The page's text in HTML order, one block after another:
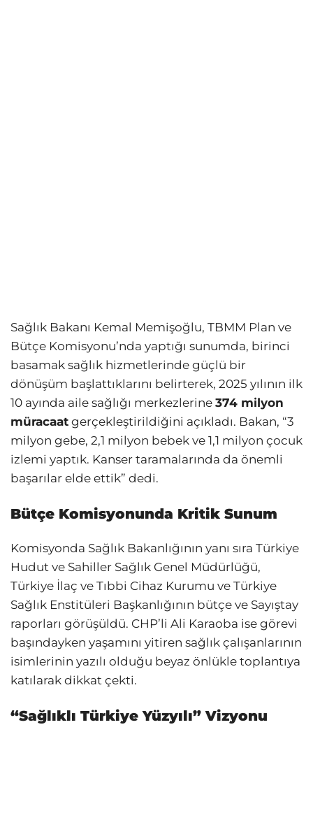
Sağlık Bakanı Kemal Memişoğlu, TBMM Plan ve
Bütçe Komisyonu’nda yaptığı sunumda, birinci
basamak sağlık hizmetlerinde güçlü bir
dönüşüm başlattıklarını belirterek, 2025 yılının ilk
10 ayında aile sağlığı merkezlerine 374 milyon
müracaat gerçekleştirildiğini açıkladı. Bakan, “3
milyon gebe, 2,1 milyon bebek ve 1,1 milyon çocuk
izlemi yaptık. Kanser taramalarında da önemli
başarılar elde ettik” dedi.
Bütçe Komisyonunda Kritik Sunum
Komisyonda Sağlık Bakanlığının yanı sıra Türkiye
Hudut ve Sahiller Sağlık Genel Müdürlüğü,
Türkiye İlaç ve Tıbbi Cihaz Kurumu ve Türkiye
Sağlık Enstitüleri Başkanlığının bütçe ve Sayıştay
raporları görüşüldü. CHP’li Ali Karaoba ise görevi
başındayken yaşamını yitiren sağlık çalışanlarının
isimlerinin yazılı olduğu beyaz önlükle toplantıya
katılarak dikkat çekti.
“Sağlıklı Türkiye Yüzyılı” Vizyonu